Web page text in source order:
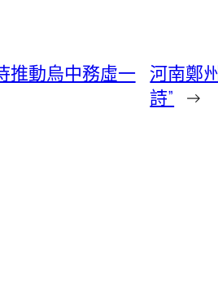
推動烏中務虛一
河南鄭
詩” →